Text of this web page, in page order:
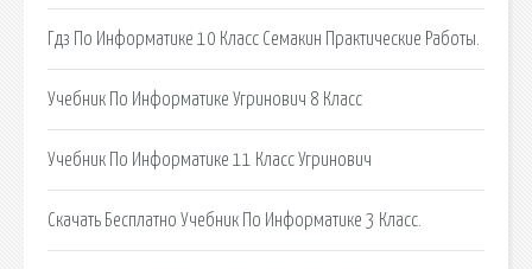
Гдз По Информатике 10 Класс Семакин Практические Работы.
Учебник По Информатике Угринович 8 Класс
Учебник По Информатике 11 Класс Угринович
Скачать Бесплатно Учебник По Информатике 3 Класс.